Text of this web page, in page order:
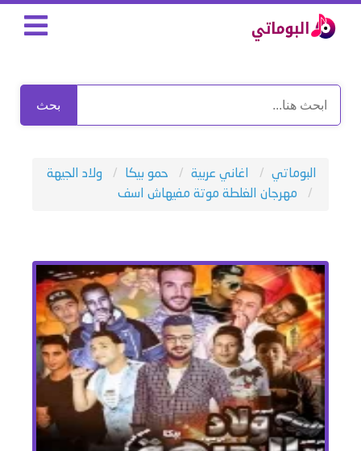
بحث
البوماتي اغاني عربية حمو بيكا
ولاد الجيهة
مهرجان الغلطة موتة مفيهاش اسف